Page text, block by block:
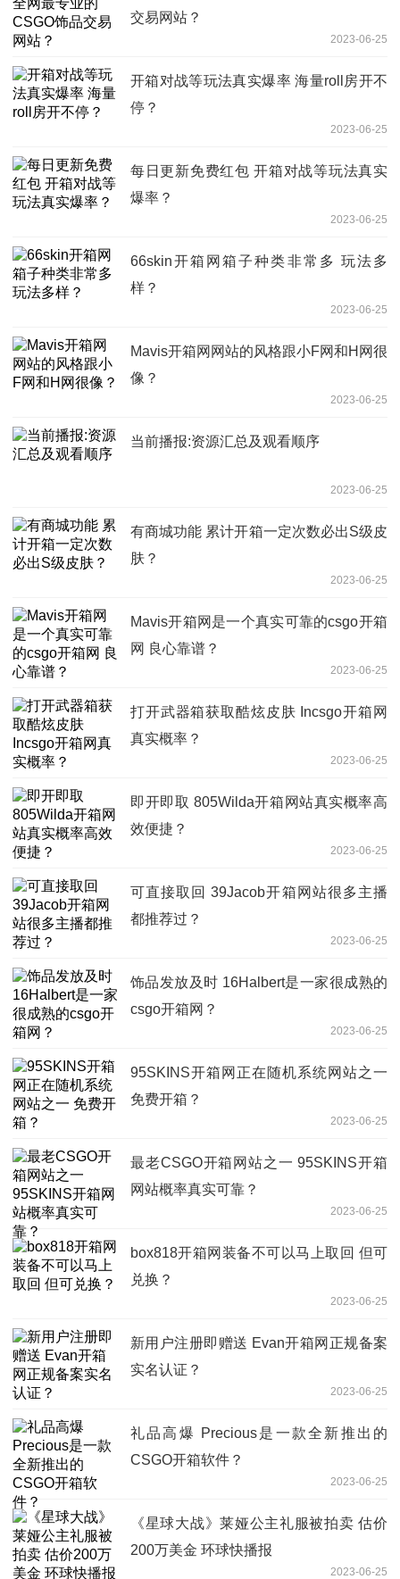
交易网站？
2023-06-25
开箱对战等玩法真实爆率 海量roll房开不
停？
2023-06-25
每日更新免费红包 开箱对战等玩法真实
爆率？
2023-06-25
66skin开箱网箱子种类非常多 玩法多
样？
2023-06-25
Mavis开箱网网站的风格跟小F网和H网很
像？
2023-06-25
当前播报:资源汇总及观看顺序
2023-06-25
有商城功能 累计开箱一定次数必出S级皮
肤？
2023-06-25
Mavis开箱网是一个真实可靠的csgo开箱
网 良心靠谱？
2023-06-25
打开武器箱获取酷炫皮肤 Incsgo开箱网
真实概率？
2023-06-25
即开即取 805Wilda开箱网站真实概率高
效便捷？
2023-06-25
可直接取回 39Jacob开箱网站很多主播
都推荐过？
2023-06-25
饰品发放及时 16Halbert是一家很成熟的
csgo开箱网？
2023-06-25
95SKINS开箱网正在随机系统网站之一
免费开箱？
2023-06-25
最老CSGO开箱网站之一 95SKINS开箱
网站概率真实可靠？
2023-06-25
box818开箱网装备不可以马上取回 但可
兑换？
2023-06-25
新用户注册即赠送 Evan开箱网正规备案
实名认证？
2023-06-25
礼品高爆 Precious是一款全新推出的
CSGO开箱软件？
2023-06-25
《星球大战》莱娅公主礼服被拍卖 估价
200万美金 环球快播报
2023-06-25